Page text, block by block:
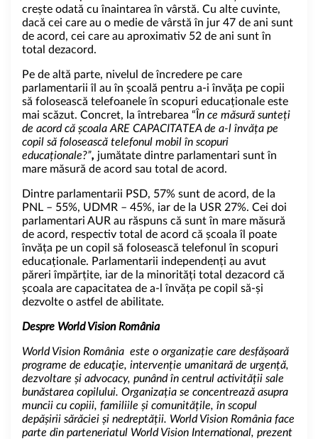
crește odată cu înaintarea în vârstă. Cu alte cuvinte,
dacă cei care au o medie de vârstă în jur 47 de ani sunt
de acord, cei care au aproximativ 52 de ani sunt în
total dezacord.
Pe de altă parte, nivelul de încredere pe care
parlamentarii îl au în școală pentru a-i învăța pe copii
să folosească telefoanele în scopuri educaționale este
mai scăzut. Concret, la întrebarea “Î n ce măsură sunteți
de acord că școala ARE CAPACITATEA de a-l învăța pe
copil să folosească telefonul mobil în scopuri
educaționale?”, jumătate dintre parlamentari sunt în
mare măsură de acord sau total de acord.
Dintre parlamentarii PSD, 57% sunt de acord, de la
PNL – 55%, UDMR – 45%, iar de la USR 27%. Cei doi
parlamentari AUR au răspuns că sunt în mare măsură
de acord, respectiv total de acord că școala îl poate
învăța pe un copil să folosească telefonul în scopuri
educaționale. Parlamentarii independenți au avut
păreri împărțite, iar de la minorități total dezacord că
școala are capacitatea de a-l învăța pe copil să-și
dezvolte o astfel de abilitate.
Despre World Vision România
World Vision România este o organizație care desfășoară
programe de educaţie, intervenție umanitară de urgență,
dezvoltare și advocacy, punând în centrul activității sale
bunăstarea copilului. Organizația se concentrează asupra
muncii cu copiii, familiile și comunitățile, în scopul
depășirii sărăciei și nedreptății. World Vision România face
parte din parteneriatul World Vision International, prezent